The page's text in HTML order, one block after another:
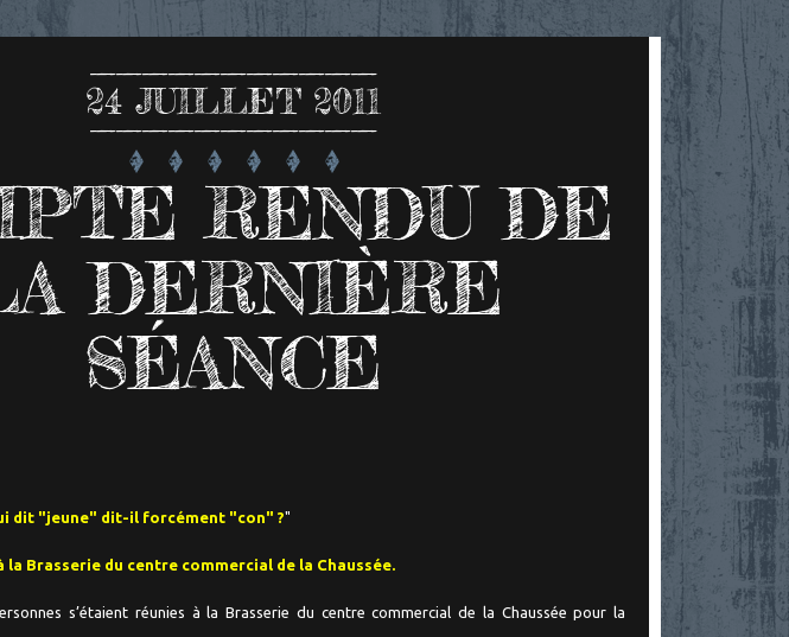
24 JUILLET 2011
RENDU DE
DERNIÈRE
SÉANCE
dit "jeune" dit-il forcément "con" ?"
la Brasserie du centre commercial de la Chaussée.
s’étaient réunies à la Brasserie du centre commercial de la Chaussée pour la